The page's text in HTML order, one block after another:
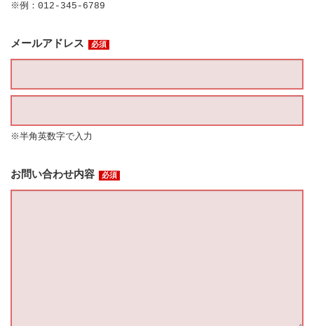
※例：012-345-6789
メールアドレス 必須
※半角英数字で入力
お問い合わせ内容 必須